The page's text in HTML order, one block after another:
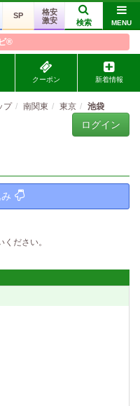
SP
格安
激安
検索 MENU
®
クーポン 新着情報
プ 南関東 東京 池袋
ログイン
ださい。